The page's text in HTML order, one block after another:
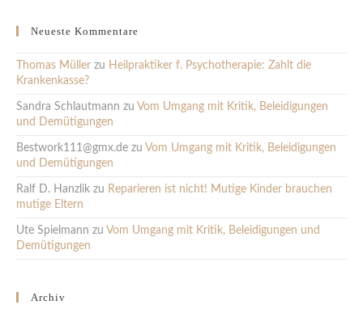
Neueste Kommentare
Thomas Müller zu Heilpraktiker f. Psychotherapie: Zahlt die
Krankenkasse?
Sandra Schlautmann zu Vom Umgang mit Kritik, Beleidigungen
und Demütigungen
Bestwork111@gmx.de zu Vom Umgang mit Kritik, Beleidigungen
und Demütigungen
Ralf D. Hanzlik zu Reparieren ist nicht! Mutige Kinder brauchen
mutige Eltern
Ute Spielmann zu Vom Umgang mit Kritik, Beleidigungen und
Demütigungen
Archiv